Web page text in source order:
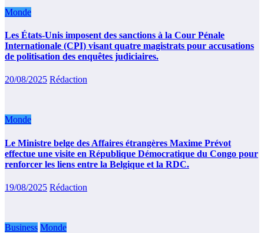
Monde
Les États-Unis imposent des sanctions à la Cour Pénale
Internationale (CPI) visant quatre magistrats pour accusations
de politisation des enquêtes judiciaires.
20/08/2025 Rédaction
Monde
Le Ministre belge des Affaires étrangères Maxime Prévot
effectue une visite en République Démocratique du Congo pour
renforcer les liens entre la Belgique et la RDC.
19/08/2025 Rédaction
Business Monde